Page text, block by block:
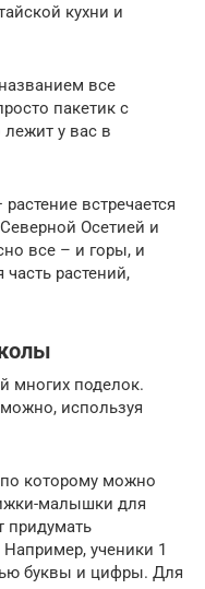
кухни и
все
пакетик с
у вас в
встречается
Осетией и
все – и горы, и
растений,
многих поделок.
используя
которому можно
малышки для
ученики 1
буквы и цифры. Для